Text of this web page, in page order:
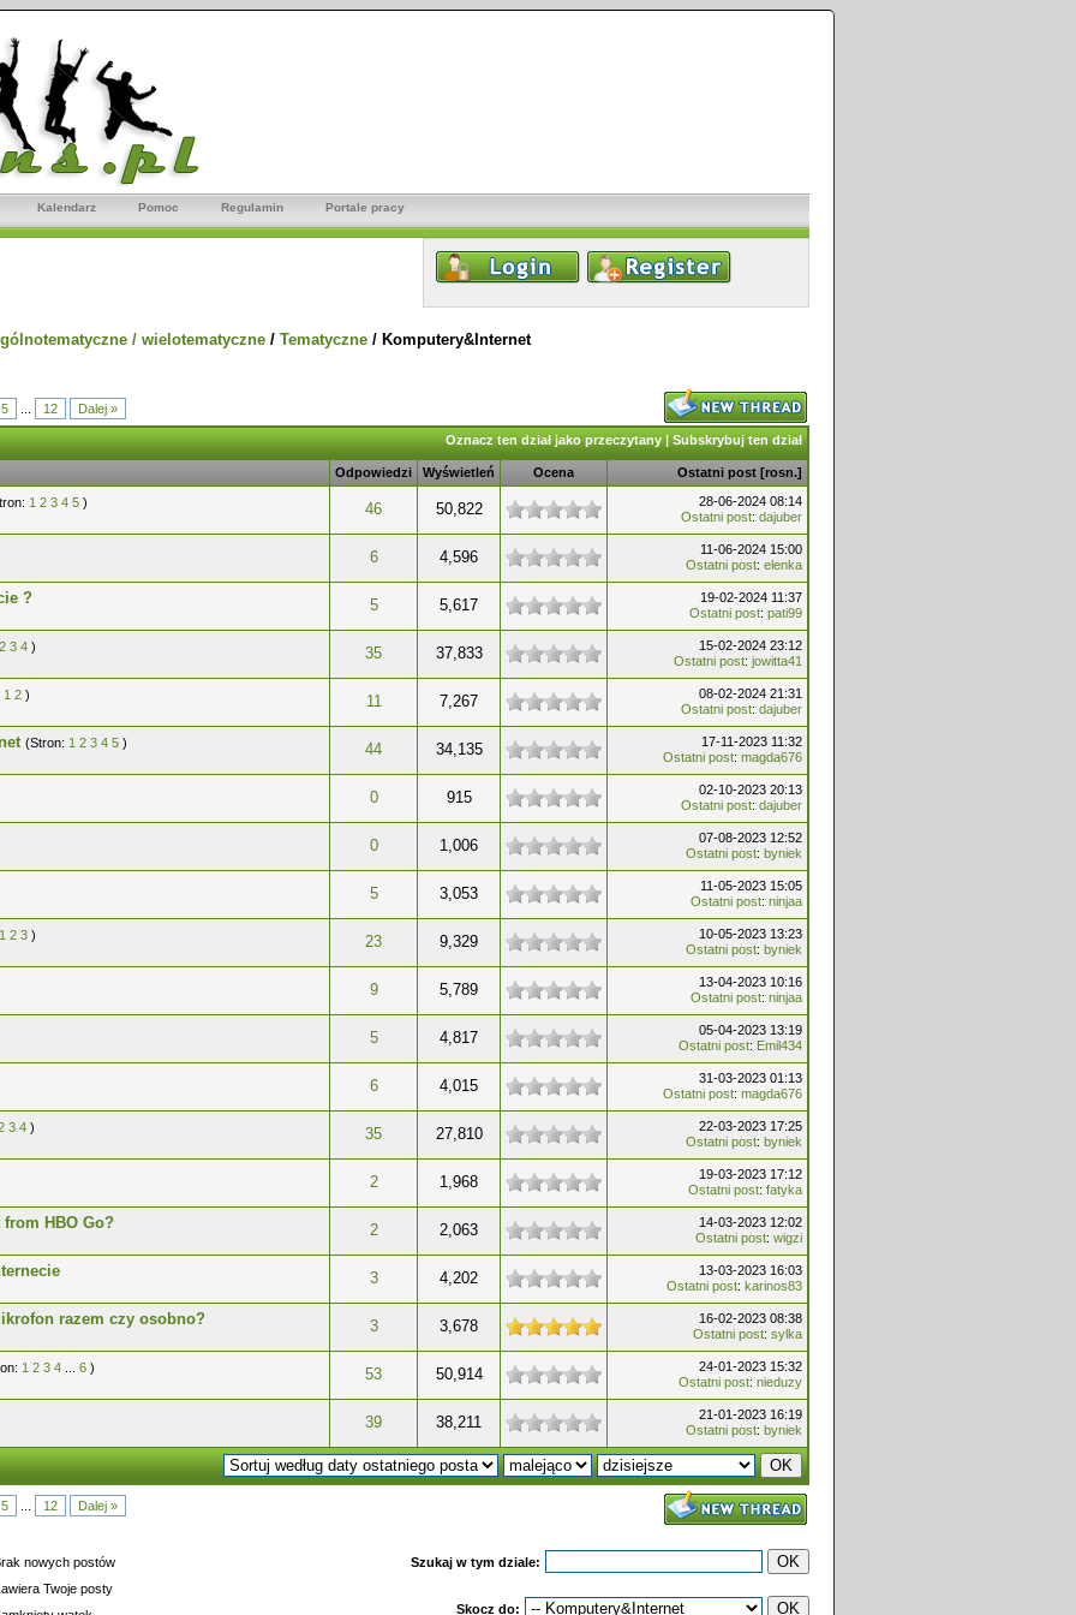
Kalendarz Pomoc Regulamin Portale pracy
/ wielotematyczne / Tematyczne / Komputery&Internet
5 12 Dalej »
Oznacz ten dział jako przeczytany | Subskrybuj ten dział
Odpowiedzi Wyświetleń Ocena Ostatni post [rosn.]
1 2 3 4 5 )
46 50,822
28-06-2024 08:14
Ostatni post: dajuber
6 4,596
11-06-2024 15:00
Ostatni post: elenka
? 5 5,617
19-02-2024 11:37
Ostatni post: pati99
2 3 4 )
35 37,833
15-02-2024 23:12
Ostatni post: jowitta41
1 2 )
11 7,267
08-02-2024 21:31
Ostatni post: dajuber
(Stron: 1 2 3 4 5 )
44 34,135
17-11-2023 11:32
Ostatni post: magda676
0 915
02-10-2023 20:13
Ostatni post: dajuber
0 1,006
07-08-2023 12:52
Ostatni post: byniek
5 3,053
11-05-2023 15:05
Ostatni post: ninjaa
1 2 3 )
23 9,329
10-05-2023 13:23
Ostatni post: byniek
9 5,789
13-04-2023 10:16
Ostatni post: ninjaa
5 4,817
05-04-2023 13:19
Ostatni post: Emil434
6 4,015
31-03-2023 01:13
Ostatni post: magda676
3 4 )
35 27,810
22-03-2023 17:25
Ostatni post: byniek
2 1,968
19-03-2023 17:12
Ostatni post: fatyka
from HBO Go? 2 2,063
14-03-2023 12:02
Ostatni post: wigzi
3 4,202
13-03-2023 16:03
Ostatni post: karinos83
razem czy osobno? 3 3,678
5 gwiazdek
16-02-2023 08:38
Ostatni post: sylka
1 2 3 4 6 )
53 50,914
24-01-2023 15:32
Ostatni post: nieduzy
39 38,211
21-01-2023 16:19
Ostatni post: byniek
5 12 Dalej »
nowych postów
Twoje posty
Szukaj w tym dziale:
Skocz do: